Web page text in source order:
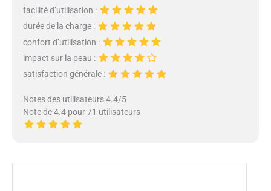
facilité d’utilisation :
durée de la charge :
confort d’utilisation :
impact sur la peau :
satisfaction générale :
Notes des utilisateurs 4.4/5
Note de 4.4 pour 71 utilisateurs